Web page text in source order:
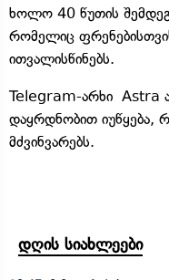
ხოლო 40 წუთის შემდეგ
რომელიც
ითვალისწინებს.
Telegram-არხი Astra
დაყრდნობით იუწყება,
მძვინვარებს.
დღის სიახლეები